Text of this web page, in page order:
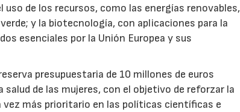
de los recursos, como las energías renovables,
y la biotecnología, con aplicaciones para la
esenciales por la Unión Europea y sus
presupuestaria de 10 millones de euros
de las mujeres, con el objetivo de reforzar la
más prioritario en las políticas científicas e